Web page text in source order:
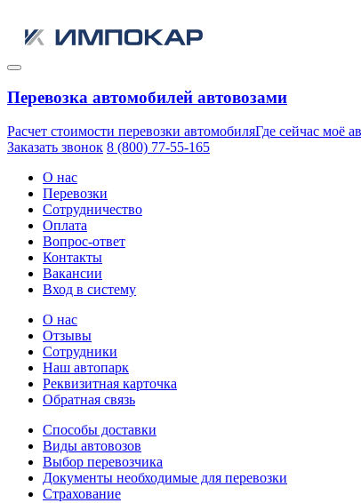
Перевозка автомобилей автовозами
Расчет стоимости перевозки автомобиляГде сейчас моё
Заказать звонок 8 (800) 77-55-165
О нас
Перевозки
Сотрудничество
Оплата
Вопрос-ответ
Контакты
Вакансии
Вход в систему
О нас
Отзывы
Сотрудники
Наш автопарк
Реквизитная карточка
Обратная связь
Способы доставки
Виды автовозов
Выбор перевозчика
Документы необходимые для перевозки
Страхование